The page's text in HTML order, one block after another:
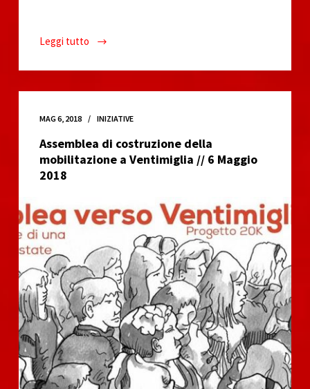
Leggi tutto
Ventimiglia
9
2018
MAG 6, 2018 INIZIATIVE
Assemblea di costruzione della
mobilitazione a Ventimiglia // 6 Maggio
2018